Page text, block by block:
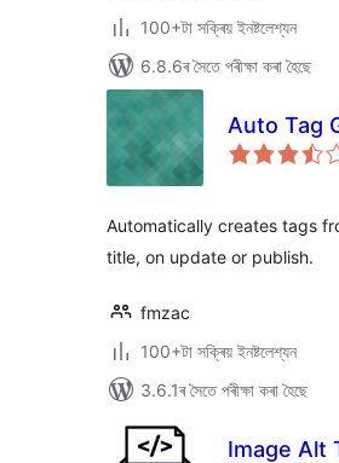
100+টা সক্ৰিয় ইনষ্টলেশ্যন
6.8.6ৰ সৈতে পৰীক্ষা কৰা হৈছে
Auto Tag
Automatically creates tags
title, on update or publish.
fmzac
100+টা সক্ৰিয় ইনষ্টলেশ্যন
3.6.1ৰ সৈতে পৰীক্ষা কৰা হৈছে
Image Alt